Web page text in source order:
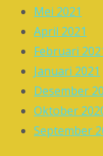
Mei 2021
April 2021
Februari
Januari 2021
Desember
Oktober
September